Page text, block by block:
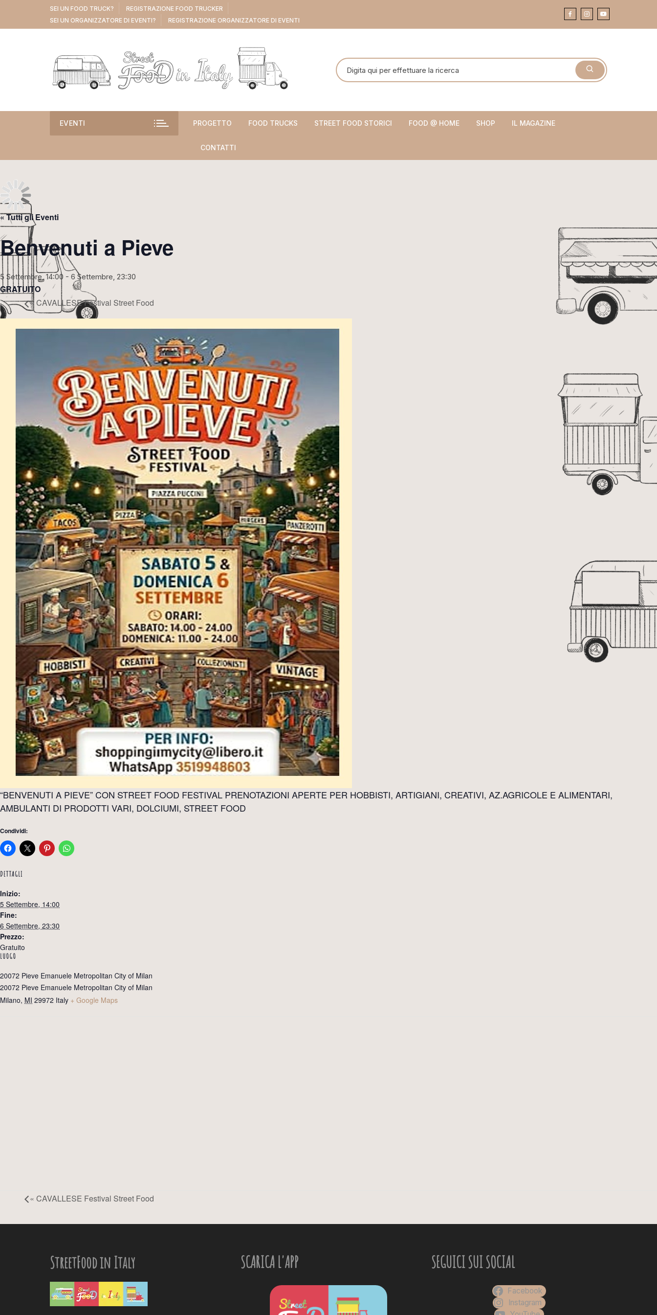
contenuto
SEI UN FOOD TRUCK?
REGISTRAZIONE FOOD TRUCKER
SEI UN ORGANIZZATORE DI EVENTI?
REGISTRAZIONE ORGANIZZATORE DI EVENTI
Cerca:
EVENTI PROGETTO FOOD TRUCKS STREET FOOD STORICI FOOD @ HOME SHOP IL MAGAZINE
CONTATTI
« Tutti gli Eventi
Benvenuti a Pieve
5 Settembre, 14:00 - 6 Settembre, 23:30
GRATUITO
«CAVALLESE Festival Street Food
“BENVENUTI A PIEVE” CON STREET FOOD FESTIVAL PRENOTAZIONI APERTE PER HOBBISTI, ARTIGIANI, CREATIVI, AZ.AGRICOLE E ALIMENTARI,
AMBULANTI DI PRODOTTI VARI, DOLCIUMI, STREET FOOD
Condividi:
DETTAGLI
Inizio:
5 Settembre, 14:00
Fine:
6 Settembre, 23:30
Prezzo:
Gratuito
LUOGO
20072 Pieve Emanuele Metropolitan City of Milan
20072 Pieve Emanuele Metropolitan City of Milan
Milano, MI 29972 Italy + Google Maps
« CAVALLESE Festival Street Food
StreetFood in Italy SCARICA L'APP SEGUICI SUI SOCIAL
Facebook
Instagram